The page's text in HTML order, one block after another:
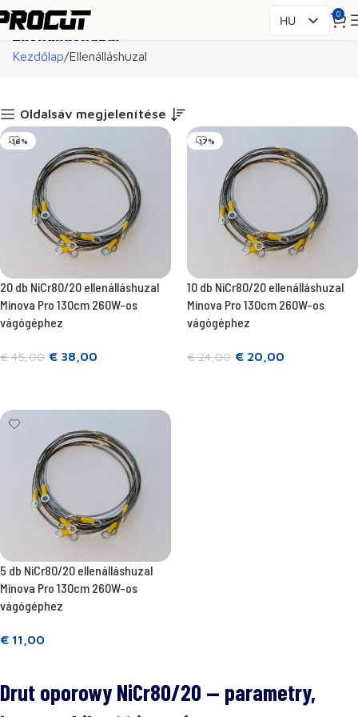
HU
ES
DE
0
Ellenálláshuzal
Kezdőlap Ellenálláshuzal
Oldalsáv megjelenítése
-16%
20 db NiCr80/20 ellenálláshuzal
Minova Pro 130cm 260W-os
vágógéphez
€45,00 € 38,00
-17%
10 db NiCr80/20 ellenálláshuzal
Minova Pro 130cm 260W-os
vágógéphez
€24,00 € 20,00
5 db NiCr80/20 ellenálláshuzal
Minova Pro 130cm 260W-os
vágógéphez
€ 11,00
Drut oporowy NiCr80/20 — parametry,